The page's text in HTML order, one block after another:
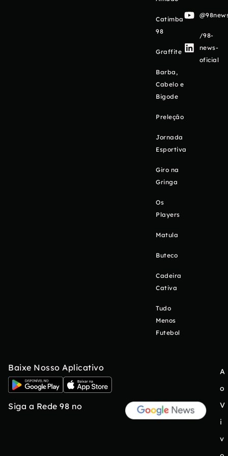
Catimba
98
Graffite
Barba,
Cabelo e
Bigode
Preleção
Jornada
Esportiva
Giro na
Gringa
Os
Players
Matula
Buteco
Cadeira
Cativa
Tudo
Menos
Futebol
/98-
news-
oficial
Baixe Nosso Aplicativo
Siga a Rede 98 no
A
o
V
i
v